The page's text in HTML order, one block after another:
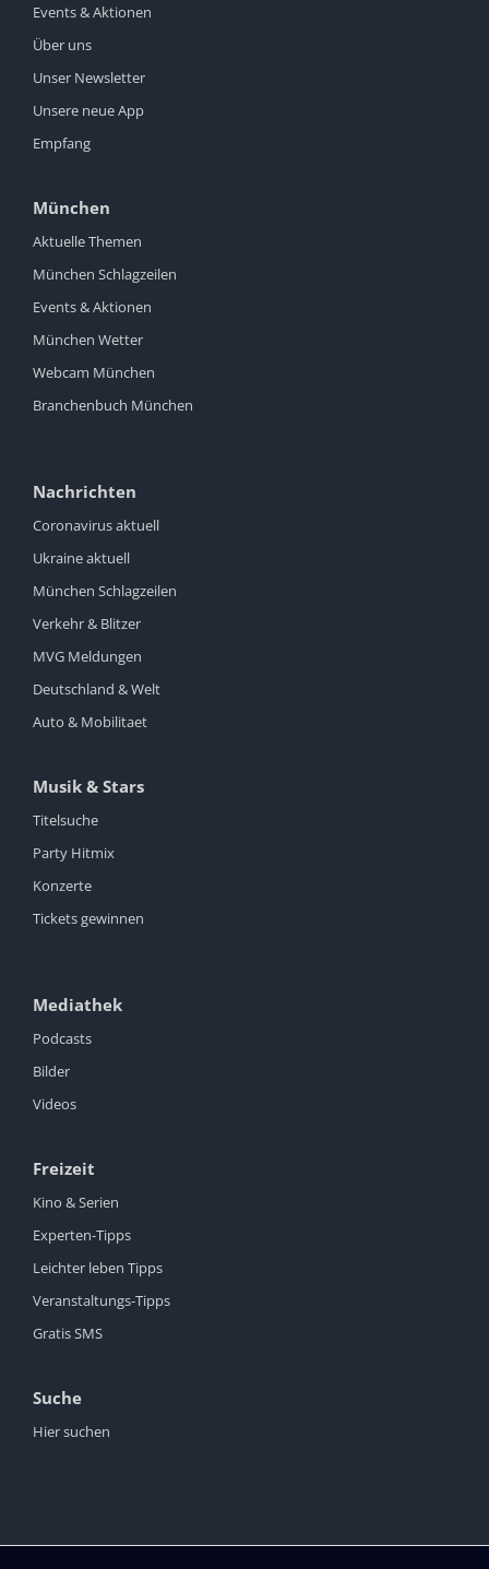
Events & Aktionen
Über uns
Unser Newsletter
Unsere neue App
Empfang
München
Aktuelle Themen
München Schlagzeilen
Events & Aktionen
München Wetter
Webcam München
Branchenbuch München
Nachrichten
Coronavirus aktuell
Ukraine aktuell
München Schlagzeilen
Verkehr & Blitzer
MVG Meldungen
Deutschland & Welt
Auto & Mobilitaet
Musik & Stars
Titelsuche
Party Hitmix
Konzerte
Tickets gewinnen
Mediathek
Podcasts
Bilder
Videos
Freizeit
Kino & Serien
Experten-Tipps
Leichter leben Tipps
Veranstaltungs-Tipps
Gratis SMS
Suche
Hier suchen